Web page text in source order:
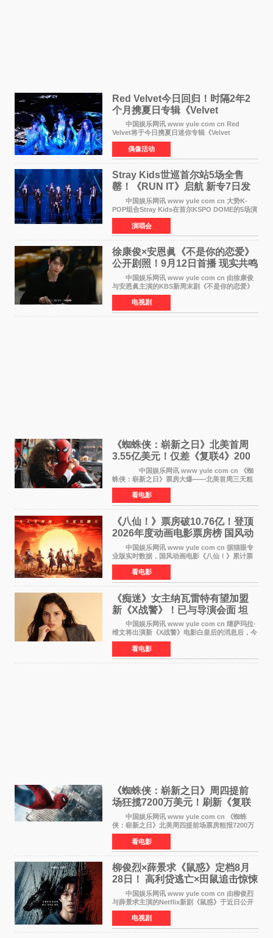
Red Velvet今日回归！时隔2年2
个月携夏日专辑《Velvet
Summer》重启完整体活动
中国娱乐网讯 www yule com cn Red
Velvet将于今日携夏日迷你专辑《Velvet
Summer》时隔2年2个月重启完整体活动。这张
于8月3日发行的专辑，主打柔和成熟氛围的夏日
音乐，收录了成员们想着
偶像活动
Stray Kids世巡首尔站5场全售
罄！《RUN IT》启航 新专7日发
中国娱乐网讯 www yule com cn 大势K-
POP组合Stray Kids在首尔KSPO DOME的5场演
唱会全部售罄，为新世界巡演拉开序幕。据所属
社JYP娱乐透露，Stray Kids于上月25至26日、
29日及本月1至2日
演唱会
徐康俊×安恩眞《不是你的恋爱》
公开剧照！9月12日首播 现实共鸣
罗曼史来袭
中国娱乐网讯 www yule com cn 由徐康俊
与安恩眞主演的KBS新周末剧《不是你的恋爱》
于近日公开首波剧照，正式定档9月12日首
播。 剧照中，徐康俊与安恩眞并肩而坐，眼
神中流露出复杂而微
电视剧
《蜘蛛侠：崭新之日》北美首周
3.55亿美元！仅差《复联4》200
万 影史第二全球开画
中国娱乐网讯 www yule com cn 《蜘
蛛侠：崭新之日》票房大爆——北美首周三天粗
报3 55亿美元，仅比影史最高北美开画《复仇者
联盟4：终局之战》的3 571亿美元少200万出头，
精报调整后仍
看电影
《八仙！》票房破10.76亿！登顶
2026年度动画电影票房榜 国风动
画逆袭暑期档
中国娱乐网讯 www yule com cn 据猫眼专
业版实时数据，国风动画电影《八仙！》累计票
房突破10 76亿元，超过《熊出没·年年有熊》，
暂列2026年度动画影片票房榜冠军。该片自暑期
档登陆院线以
看电影
《痴迷》女主纳瓦雷特有望加盟
新《X战警》！已与导演会面 坦
言“魔形女一直很酷”
中国娱乐网讯 www yule com cn 继萨玛拉·
维文将出演新《X战警》电影白皇后的消息后，今
年暑期档大热恐怖片《痴迷》女主角印达·纳瓦雷
特也有望加盟这部备受瞩目的漫威新作——目前
还处于有
看电影
《蜘蛛侠：崭新之日》周四提前
场狂揽7200万美元！刷新《复联
4》保持影史纪录
中国娱乐网讯 www yule com cn 《蜘蛛
侠：崭新之日》北美周四提前场票房粗报7200万
美元，创下影史单片北美提前场票房新纪录——
此前该纪录由《复仇者联盟4：终局之战》的6000
万美元保持，本
看电影
柳俊烈×薛景求《鼠惑》定档8月
28日！ 高利贷逃亡×田鼠追击惊悚
来袭
中国娱乐网讯 www yule com cn 由柳俊烈
与薛景求主演的Netflix新剧《鼠惑》于近日公开
主海报，正式定档8月28日上线。 海报中，柳
俊烈与薛景求背对背站立，各自朝向相反方向，
幽暗的色调与
电视剧